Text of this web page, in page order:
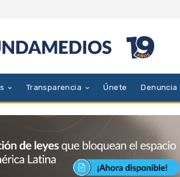
Transparencia Únete Denuncia